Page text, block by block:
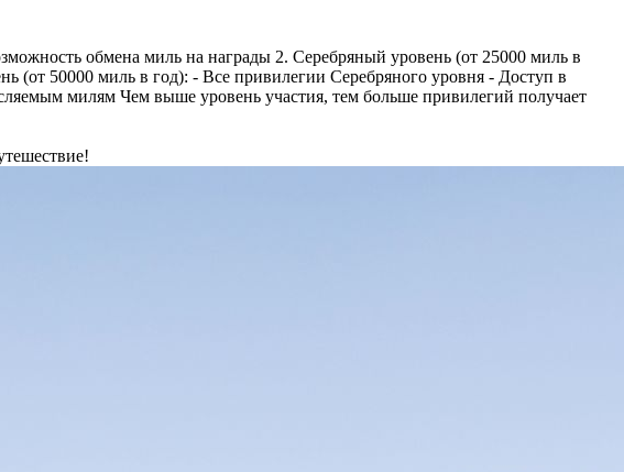
обмена миль на награды 2. Серебряный уровень (от 25000 миль в
(от 50000 миль в год): - Все привилегии Серебряного уровня - Доступ в
милям Чем выше уровень участия, тем больше привилегий получает